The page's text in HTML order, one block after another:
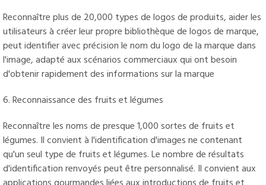
Reconnaître plus de 20,000 types de logos de produits, aider les
utilisateurs à créer leur propre bibliothèque de logos de marque,
peut identifier avec précision le nom du logo de la marque dans
l'image, adapté aux scénarios commerciaux qui ont besoin
d'obtenir rapidement des informations sur la marque
6. Reconnaissance des fruits et légumes
Reconnaître les noms de presque 1,000 sortes de fruits et
légumes. Il convient à l'identification d'images ne contenant
qu'un seul type de fruits et légumes. Le nombre de résultats
d'identification renvoyés peut être personnalisé. Il convient aux